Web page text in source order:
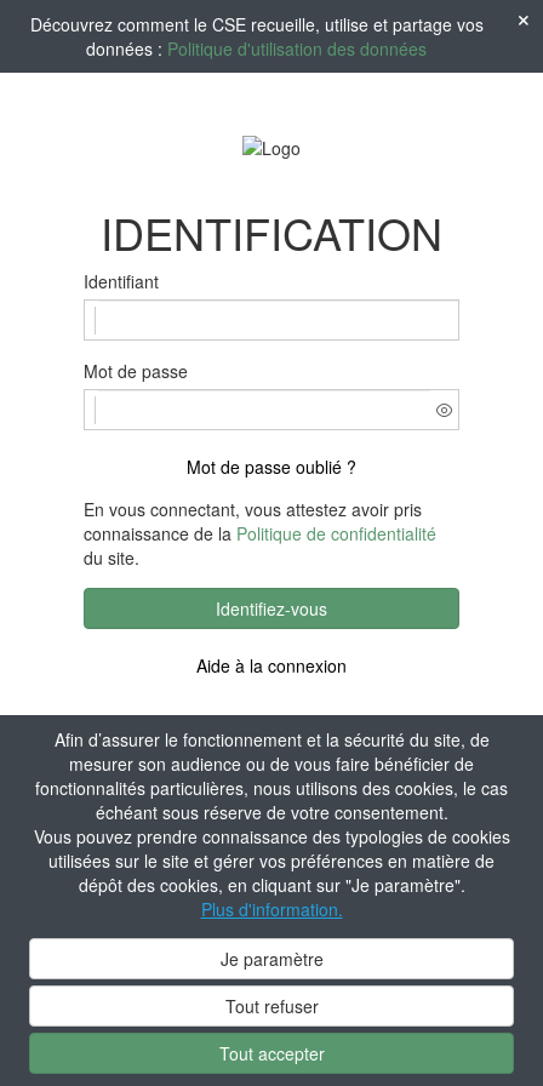
Afin d’assurer le fonctionnement et la sécurité du site, de
mesurer son audience ou de vous faire bénéficier de
fonctionnalités particulières, nous utilisons des cookies, le cas
échéant sous réserve de votre consentement.
Vous pouvez prendre connaissance des typologies de cookies
utilisées sur le site et gérer vos préférences en matière de
dépôt des cookies, en cliquant sur "Je paramètre".
Plus d'information.
Je paramètre
Tout refuser
Tout accepter
Découvrez comment le CSE recueille, utilise et partage vos
données : Politique d'utilisation des données
IDENTIFICATION
Identifiant
Mot de passe
Mot de passe oublié ?
En vous connectant, vous attestez avoir pris
connaissance de la Politique de confidentialité
du site.
Identifiez-vous
Aide à la connexion